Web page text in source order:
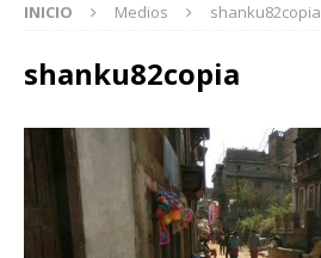
INICIO Medios shanku82copia
shanku82copia